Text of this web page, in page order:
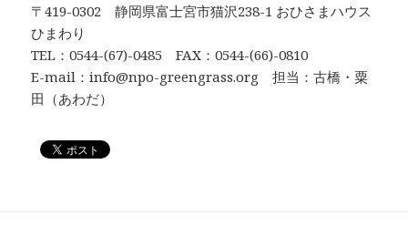
〒419-0302 静岡県富士宮市猫沢238-1 おひさまハウス
ひまわり
TEL：0544-(67)-0485 FAX：0544-(66)-0810
E-mail：info@npo-greengrass.org 担当：古橋・粟
田（あわだ）